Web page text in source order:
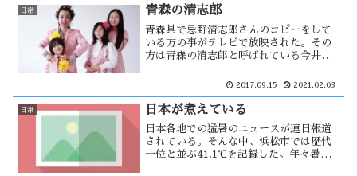
2018年にはダムの底に・・
日常 青森の清志郎
青森県で忌野清志郎さんのコピーをして
いる方の事がテレビで放映された。その
方は青森の清志郎と呼ばれている今井治
メリハリを強調する発声法を続けてき
話をしていた。コピー上必要であると共
に・・
2017.09.15 2021.02.03
日常 日本が煮えている
日本各地での猛暑のニュースが連日報道
されている。そんな中、浜松市では歴代
一位と並ぶ41.1℃を記録した。年々暑く